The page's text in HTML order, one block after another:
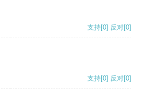
支持[0] 反对[0]
支持[0] 反对[0]